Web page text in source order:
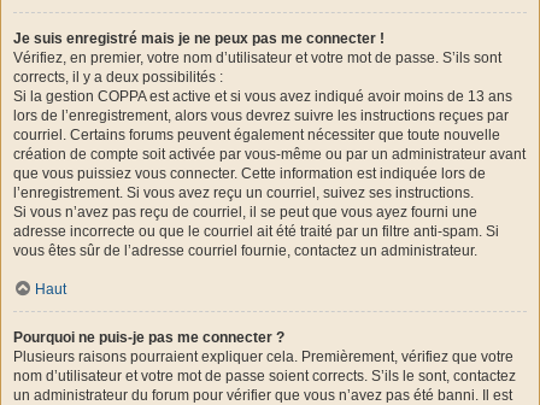
Je suis enregistré mais je ne peux pas me connecter !
Vérifiez, en premier, votre nom d’utilisateur et votre mot de passe. S’ils sont
corrects, il y a deux possibilités :
Si la gestion COPPA est active et si vous avez indiqué avoir moins de 13 ans
lors de l’enregistrement, alors vous devrez suivre les instructions reçues par
courriel. Certains forums peuvent également nécessiter que toute nouvelle
création de compte soit activée par vous-même ou par un administrateur avant
que vous puissiez vous connecter. Cette information est indiquée lors de
l’enregistrement. Si vous avez reçu un courriel, suivez ses instructions.
Si vous n’avez pas reçu de courriel, il se peut que vous ayez fourni une
adresse incorrecte ou que le courriel ait été traité par un filtre anti-spam. Si
vous êtes sûr de l’adresse courriel fournie, contactez un administrateur.
Haut
Pourquoi ne puis-je pas me connecter ?
Plusieurs raisons pourraient expliquer cela. Premièrement, vérifiez que votre
nom d’utilisateur et votre mot de passe soient corrects. S’ils le sont, contactez
un administrateur du forum pour vérifier que vous n’avez pas été banni. Il est